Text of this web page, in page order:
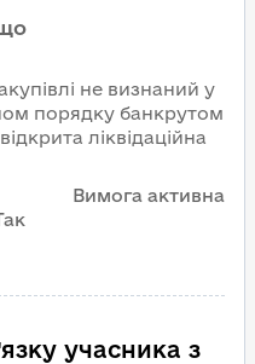
не визнаний у
порядку банкрутом
ліквідаційна
Вимога активна
учасника з